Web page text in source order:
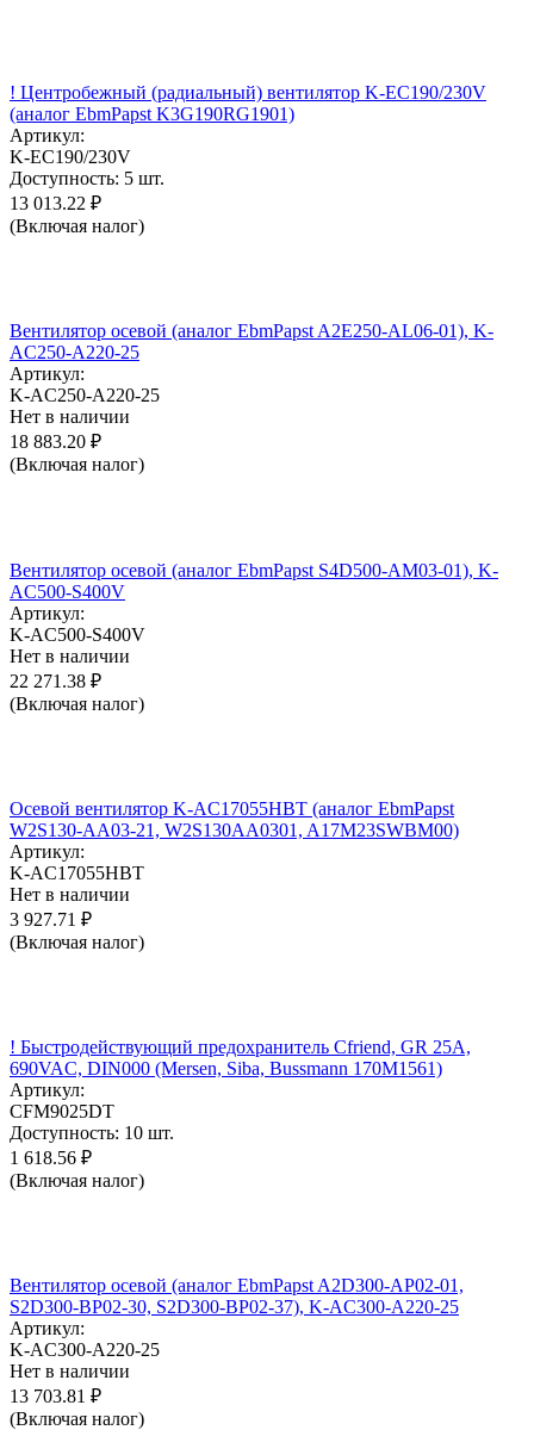
! Центробежный (радиальный) вентилятор K-EC190/230V
(аналог EbmPapst K3G190RG1901)
Артикул:
K-EC190/230V
Доступность: 5 шт.
13 013.22 ₽
(Включая налог)
Вентилятор осевой (аналог EbmPapst A2E250-AL06-01), K-
AC250-A220-25
Артикул:
K-AC250-A220-25
Нет в наличии
18 883.20 ₽
(Включая налог)
Вентилятор осевой (аналог EbmPapst S4D500-AM03-01), K-
AC500-S400V
Артикул:
K-AC500-S400V
Нет в наличии
22 271.38 ₽
(Включая налог)
Осевой вентилятор K-AC17055HBT (аналог EbmPapst
W2S130-AA03-21, W2S130AA0301, A17M23SWBM00)
Артикул:
K-AC17055HBT
Нет в наличии
3 927.71 ₽
(Включая налог)
! Быстродействующий предохранитель Cfriend, GR 25А,
690VAC, DIN000 (Mersen, Siba, Bussmann 170M1561)
Артикул:
CFM9025DT
Доступность: 10 шт.
1 618.56 ₽
(Включая налог)
Вентилятор осевой (аналог EbmPapst A2D300-AP02-01,
S2D300-BP02-30, S2D300-BP02-37), K-AC300-A220-25
Артикул:
K-AC300-A220-25
Нет в наличии
13 703.81 ₽
(Включая налог)